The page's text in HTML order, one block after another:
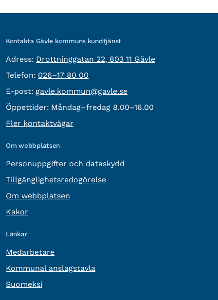
Kontakta Gävle kommuns kundtjänst
Adress: besöksadress:
Drottninggatan 22, 803 11 Gävle
Telefon: Telefon:
026–17 80 00
E-post: E-post:
gavle.kommun@gavle.se
Öppettider: Måndag–fredag 8.00–16.00
Fler kontaktvägar
Om webbplatsen
Personuppgifter och dataskydd
Tillgänglighetsredogörelse
Om webbplatsen
Kakor
Länkar
Medarbetare
Kommunal anslagstavla
Suomeksi